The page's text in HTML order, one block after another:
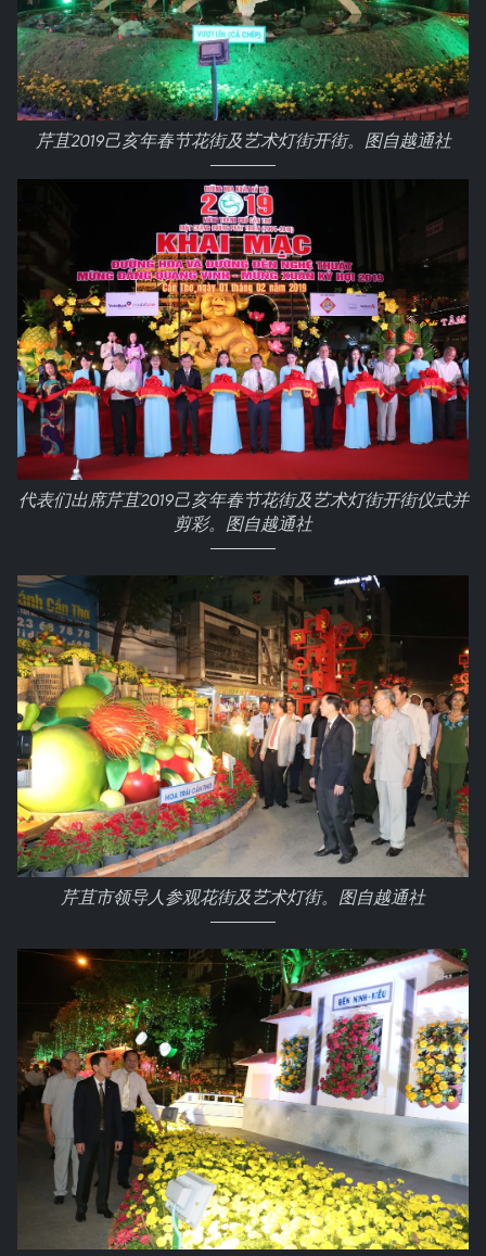
芹苴2019己亥年春节花街及艺术灯街开街。图自越通社
代表们出席芹苴2019己亥年春节花街及艺术灯街开街仪式并
剪彩。图自越通社
芹苴市领导人参观花街及艺术灯街。图自越通社